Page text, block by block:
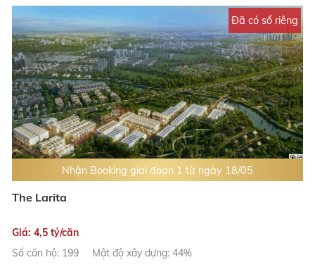
Đã có sổ riêng
Nhận Booking giai đoạn 1 từ ngày 18/05
The Larita
Giá: 4,5 tỷ/căn
Số căn hộ: 199
Mật độ xây dựng: 44%